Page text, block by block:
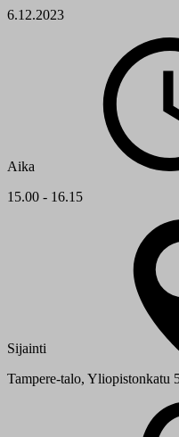
6.12.2023
Aika
15.00 - 16.15
Sijainti
Tampere-talo, Yliopistonkatu